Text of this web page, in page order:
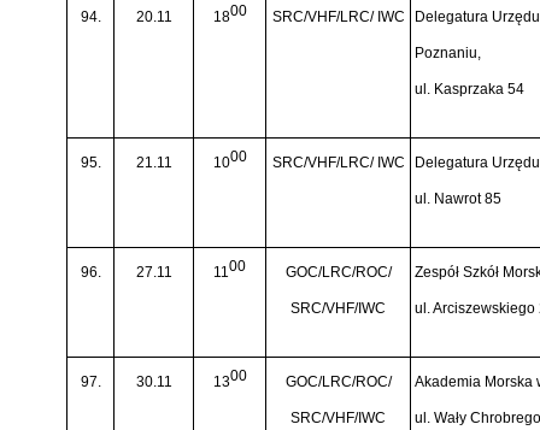
94. 20.11 1800 SRC/VHF/LRC/ IWC Delegatura
Poznaniu,
ul. Kasprzaka 54
95. 21.11 1000 SRC/VHF/LRC/ IWC Delegatura
ul. Nawrot 85
96. 27.11 11 00 GOC/LRC/ROC/
SRC/VHF/IWC
Zespół Szkół
ul. Arciszewskiego
97. 30.11 1300 GOC/LRC/ROC/
SRC/VHF/IWC
Akademia Morska
ul. Wały